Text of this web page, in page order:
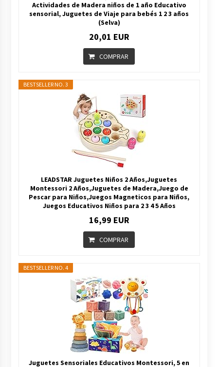
Actividades de Madera niños de 1 año Educativo
sensorial, Juguetes de Viaje para bebés 1 2 3 años
(Selva)
20,01 EUR
COMPRAR
BESTSELLER NO. 3
LEADSTAR Juguetes Niños 2 Años,Juguetes
Montessori 2 Años,Juguetes de Madera,Juego de
Pescar para Niños,Juegos Magneticos para Niños,
Juegos Educativos Niños para 2 3 4 5 Años
16,99 EUR
COMPRAR
BESTSELLER NO. 4
Juguetes Sensoriales Educativos Montessori, 5 en